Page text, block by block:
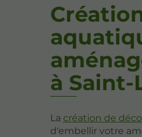
à Saint-
La création de
d'embellir votre